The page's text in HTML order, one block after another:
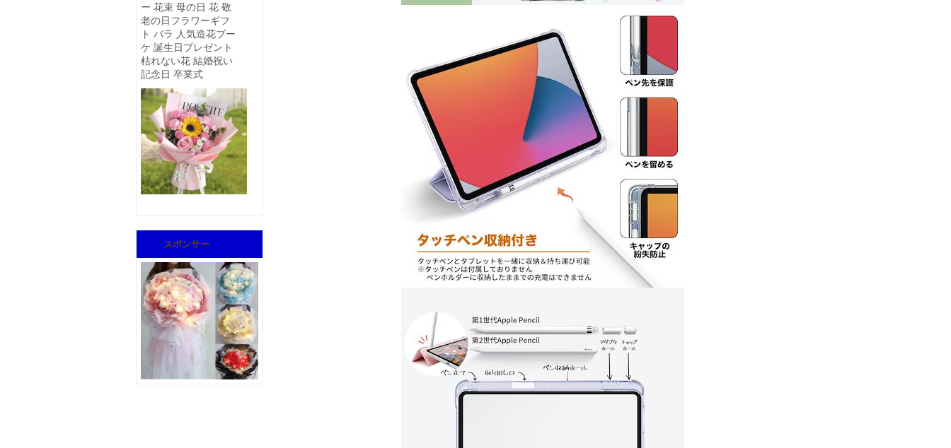
ー 花束 母の日 花 敬
老の日フラワーギフ
ト バラ 人気造花ブー
ケ 誕生日プレゼント
枯れない花 結婚祝い
記念日 卒業式
スポンサー